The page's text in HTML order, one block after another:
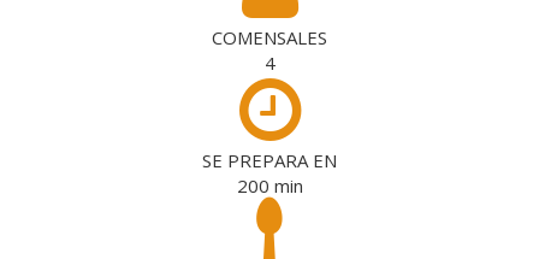
COMENSALES
4
SE PREPARA EN
200 min